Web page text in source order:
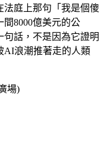
法庭上那句「我是個傻
間8000億美元的公
話，不是因為它證明
AI浪潮推著走的人類
場)